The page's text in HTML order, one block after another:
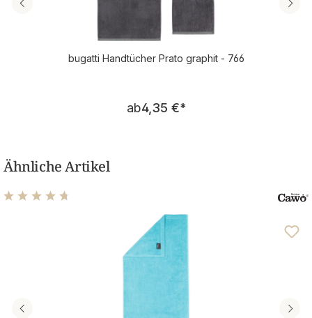
bugatti Handtücher Prato graphit - 766
Regulärer Preis:
ab4,35 €*
Ähnliche Artikel
Durchschnittliche Bewertung von 4.63 von 5 Sternen